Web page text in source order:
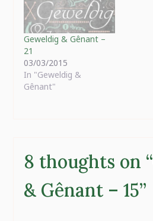
Geweldig & Gênant –
21
03/03/2015
In "Geweldig &
Gênant"
8 thoughts on “
& Gênant – 15”